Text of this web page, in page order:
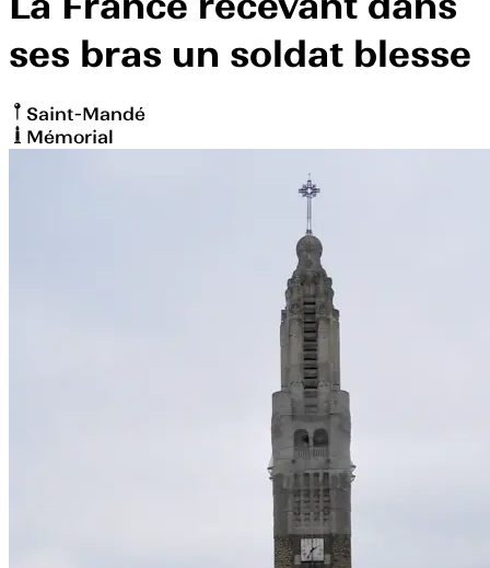
ses bras un soldat blesse
Saint-Mandé
Mémorial